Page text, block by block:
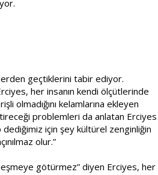
geçtiklerini tabir ediyor.
her insanın kendi ölçütlerinde
olmadığını kelamlarına ekleyen
problemleri da anlatan Erciyes
için şey kültürel zenginliğin
olur.”
götürmez” diyen Erciyes, her